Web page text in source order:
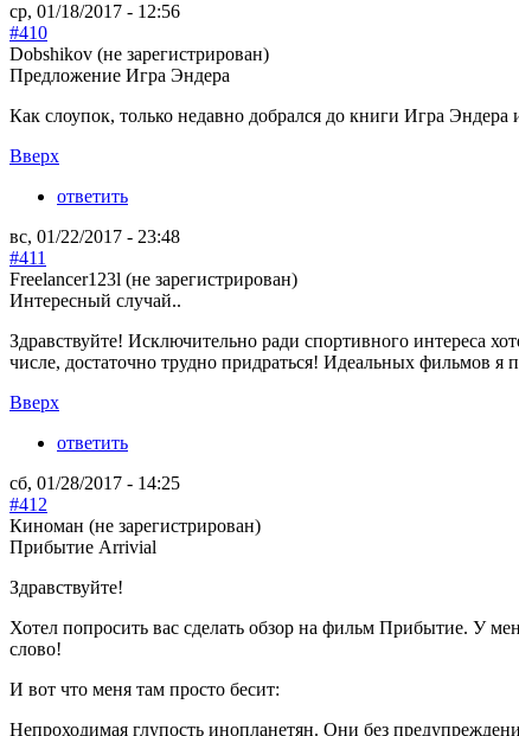
ср, 01/18/2017 - 12:56
#410
Dobshikov (не зарегистрирован)
Предложение Игра Эндера
Как слоупок, только недавно добрался до книги Игра
Вверх
ответить
вс, 01/22/2017 - 23:48
#411
Freelancer123l (не зарегистрирован)
Интересный случай..
Здравствуйте! Исключительно ради спортивного интереса
числе, достаточно трудно придраться! Идеальных фильмов
Вверх
ответить
сб, 01/28/2017 - 14:25
#412
Киноман (не зарегистрирован)
Прибытие Arrivial
Здравствуйте!
Хотел попросить вас сделать обзор на фильм Прибытие. У
слово!
И вот что меня там просто бесит:
Непроходимая глупость инопланетян. Они без